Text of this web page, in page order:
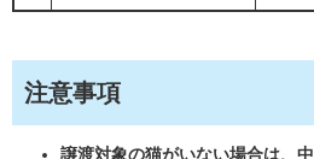
注意事項
譲渡対象の猫がいない場合は、中